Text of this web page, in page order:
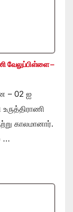
வேலுப்பிள்ளை –
– 02 ஐ
காலமானார்.
…